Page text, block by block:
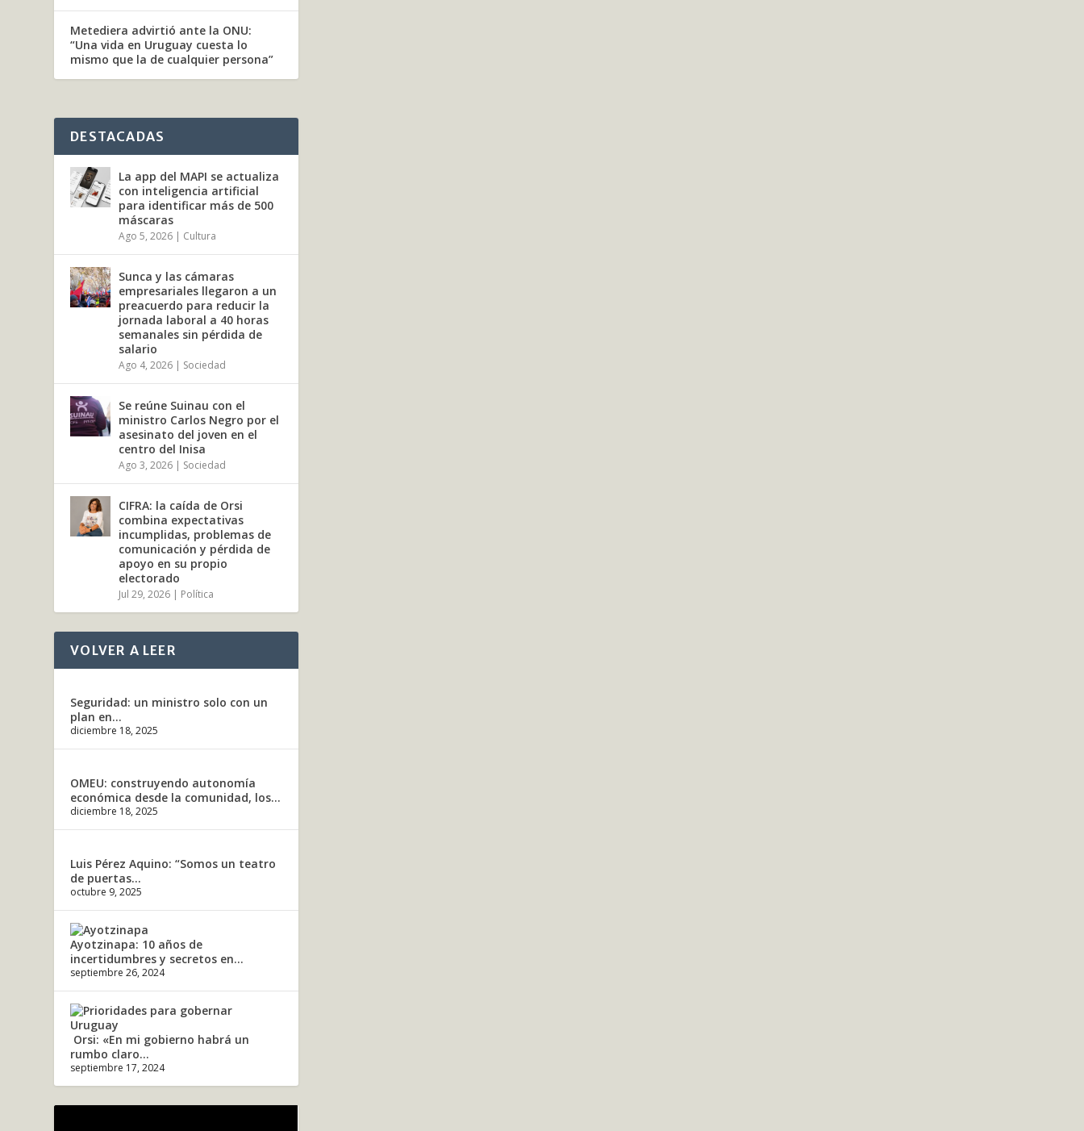
Metediera advirtió ante la ONU:
“Una vida en Uruguay cuesta lo
mismo que la de cualquier persona”
DESTACADAS
La app del MAPI se actualiza
con inteligencia artificial
para identificar más de 500
máscaras
Ago 5, 2026 | Cultura
Sunca y las cámaras
empresariales llegaron a un
preacuerdo para reducir la
jornada laboral a 40 horas
semanales sin pérdida de
salario
Ago 4, 2026 | Sociedad
Se reúne Suinau con el
ministro Carlos Negro por el
asesinato del joven en el
centro del Inisa
Ago 3, 2026 | Sociedad
CIFRA: la caída de Orsi
combina expectativas
incumplidas, problemas de
comunicación y pérdida de
apoyo en su propio
electorado
Jul 29, 2026 | Política
VOLVER A LEER
Seguridad: un ministro solo con un
plan en...
diciembre 18, 2025
OMEU: construyendo autonomía
económica desde la comunidad, los...
diciembre 18, 2025
Luis Pérez Aquino: “Somos un teatro
de puertas...
octubre 9, 2025
Ayotzinapa: 10 años de
incertidumbres y secretos en...
septiembre 26, 2024
Orsi: «En mi gobierno habrá un
rumbo claro...
septiembre 17, 2024